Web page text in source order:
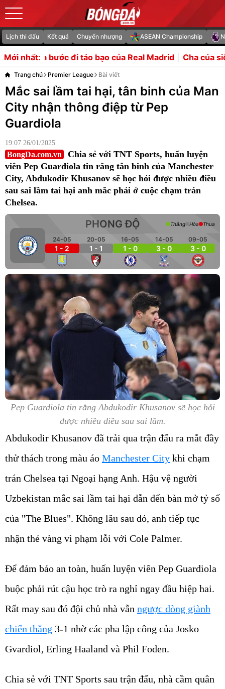
Lịch thi đấu Kết quả Chuyển nhượng ASEAN Championship
Mới nhất:
bạo của Real Madrid Cha của siêu sao Lionel Messi
Trang chủ Premier League Bài viết
Mắc sai lầm tai hại, tân binh của Man
City nhận thông điệp từ Pep
Guardiola
19:07 26/01/2025
BongDa.com.vn
Chia sẻ với TNT Sports, huấn luyện
viên Pep Guardiola tin rằng tân binh của Manchester
City, Abdukodir Khusanov sẽ học hỏi được nhiều điều
sau sai lầm tai hại anh mắc phải ở cuộc chạm trán
Chelsea.
PHONG ĐỘ
24-05
1 - 2
20-05
1 - 1
16-05
1 - 0
14-05
3 - 0
09-05
3 - 0
Thắng Hòa Thua
Pep Guardiola tin rằng Abdukodir Khusanov sẽ học hỏi
được nhiều điều sau sai lầm.
Abdukodir Khusanov đã trải qua trận đấu ra mắt đầy
thử thách trong màu áo Manchester City khi chạm
trán Chelsea tại Ngoại hạng Anh. Hậu vệ người
Uzbekistan mắc sai lầm tai hại dẫn đến bàn mở tỷ số
của "The Blues". Không lâu sau đó, anh tiếp tục
nhận thẻ vàng vì phạm lỗi với Cole Palmer.
Để đảm bảo an toàn, huấn luyện viên Pep Guardiola
buộc phải rút cậu học trò ra nghỉ ngay đầu hiệp hai.
Rất may sau đó đội chủ nhà vẫn ngược dòng giành
chiến thắng 3-1 nhờ các pha lập công của Josko
Gvardiol, Erling Haaland và Phil Foden.
Chia sẻ với TNT Sports sau trận đấu, nhà cầm quân